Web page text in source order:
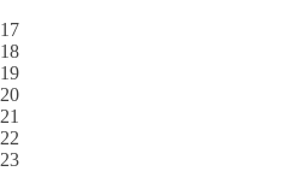
17
18
19
20
21
22
23